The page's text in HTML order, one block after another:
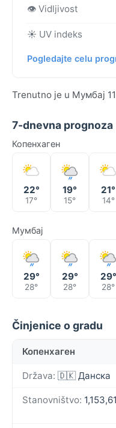
👁️ Vidljivost
☀️ UV indeks
Pogledajte celu
Trenutno je u Мумбај
7-dnevna prognoza
Копенхаген
22°
17°
19°
15°
21°
14°
Мумбај
29°
28°
29°
28°
29°
28°
Činjenice o gradu
Копенхаген
Država: 🇩🇰 Данска
Stanovništvo: